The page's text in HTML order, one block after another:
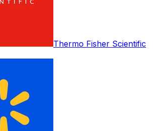
Thermo Fisher Scientific